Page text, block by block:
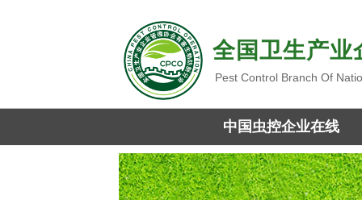
全国卫生产业
Pest Control Branch Of
中国虫控企业在线